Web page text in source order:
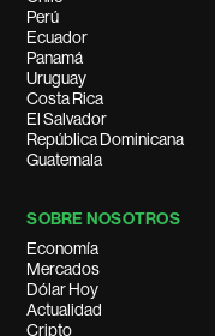
Perú
Ecuador
Panamá
Uruguay
Costa Rica
El Salvador
República Dominicana
Guatemala
SOBRE NOSOTROS
Economía
Mercados
Dólar Hoy
Actualidad
Cripto